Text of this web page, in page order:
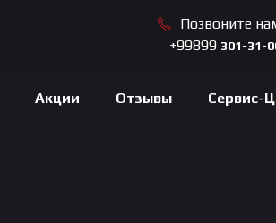
Позвоните
+99899 301-31-
Акции Отзывы Сервис-